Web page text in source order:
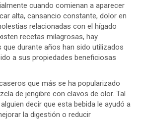
cuando comienan a aparecer
alta, cansancio constante, dolor en
relacionadas con el hígado
recetas milagrosas, hay
que durante años han sido utilizados
a sus propiedades beneficiosas
que más se ha popularizado
de jengibre con clavos de olor. Tal
decir que esta bebida le ayudó a
la digestión o reducir